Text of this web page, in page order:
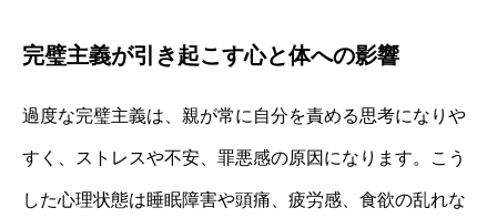
完璧主義が引き起こす心と体への影響
過度な完璧主義は、親が常に自分を責める思考になりや
すく、ストレスや不安、罪悪感の原因になります。こう
した心理状態は睡眠障害や頭痛、疲労感、食欲の乱れな